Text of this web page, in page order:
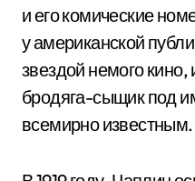
и его комические
у американской
звездой немого кино,
бродяга-сыщик под
всемирно известным.